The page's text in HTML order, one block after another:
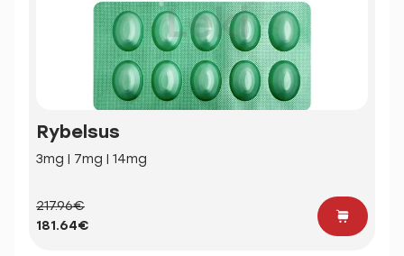
Rybelsus
3mg | 7mg | 14mg
217.96€
181.64€